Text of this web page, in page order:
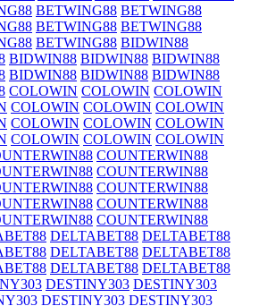
BETWING88 BETWING88
BETWING88 BETWING88
BETWING88 BIDWIN88
BIDWIN88 BIDWIN88 BIDWIN88
BIDWIN88 BIDWIN88 BIDWIN88
COLOWIN COLOWIN COLOWIN
COLOWIN COLOWIN COLOWIN
COLOWIN COLOWIN COLOWIN
COLOWIN COLOWIN COLOWIN
COUNTERWIN88
COUNTERWIN88
COUNTERWIN88
COUNTERWIN88
COUNTERWIN88
DELTABET88 DELTABET88
DELTABET88 DELTABET88
DELTABET88 DELTABET88
DESTINY303 DESTINY303
DESTINY303 DESTINY303